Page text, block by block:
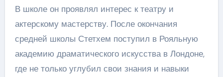
В школе он проявлял интерес к театру и
актерскому мастерству. После окончания
средней школы Стетхем поступил в Рояльную
академию драматического искусства в Лондоне,
где не только углубил свои знания и навыки